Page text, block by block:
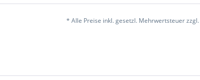
* Alle Preise inkl. gesetzl. Mehrwertsteuer zzgl.